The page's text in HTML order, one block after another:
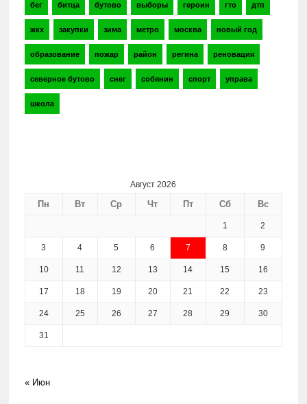
бег битца бутово выборы героин гто дтп
жкх закупки зима метро москва новый год
образование пожар район регина реновация
северное бутово снег собянин спорт управа
школа
Август 2026
Пн Вт Ср Чт Пт Сб Вс
1 2
3 4 5 6 7 8 9
10 11 12 13 14 15 16
17 18 19 20 21 22 23
24 25 26 27 28 29 30
31
« Июн